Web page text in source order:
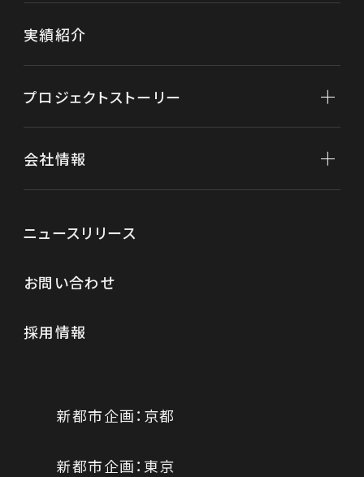
不動産再生
実績紹介
プロジェクトストーリー
「クラッシィハウス京都御苑ザ・テラス」
会社情報
代表メッセージ
役員紹介
経営理念
ニュースリリース
お問い合わせ
採用情報
新都市企画：京都
新都市企画：東京